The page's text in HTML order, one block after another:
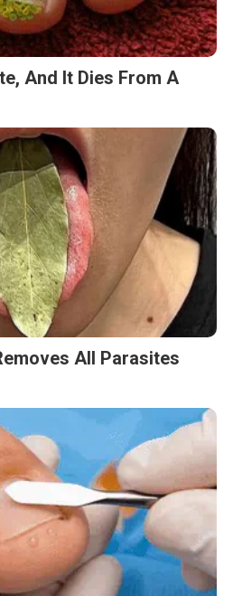
And It Dies From A
All Parasites